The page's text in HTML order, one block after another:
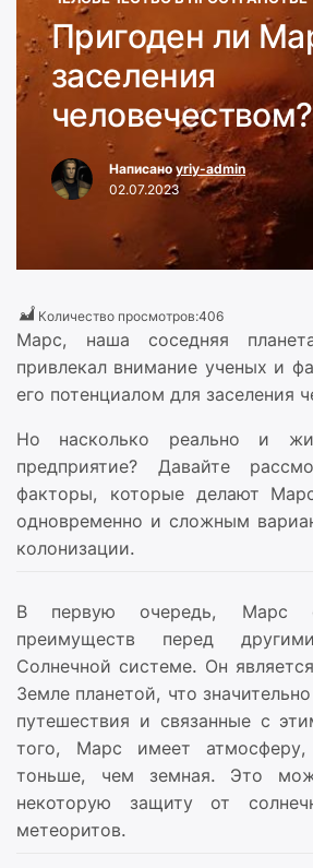
Пригоден ли
заселения
человечеством?
Написаноyriy-admin
02.07.2023
Количество просмотров:406
Марс, наша соседняя
привлекал внимание ученых и
его потенциалом для заселения
Но насколько реально и
предприятие? Давайте
факторы, которые делают
одновременно и сложным
колонизации.
В первую очередь, Марс
преимуществ перед
Солнечной системе. Он
Земле планетой, что
путешествия и связанные с
того, Марс имеет
тоньше, чем земная. Это
некоторую защиту от
метеоритов.